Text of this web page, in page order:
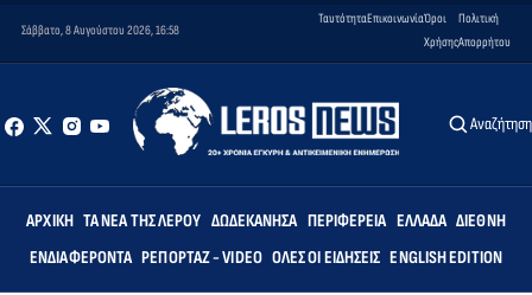
Σάββατο, 8 Αυγούστου 2026, 16:58
ΤαυτότηταΕπικοινωνίαΌροι
Χρήσης
Πολιτική
Απορρήτου
Αναζήτηση
ΑΡΧΙΚΉ ΤΑ ΝΈΑ ΤΗΣ ΛΈΡΟΥ ΔΩΔΕΚΆΝΗΣΑ ΠΕΡΙΦΈΡΕΙΑ ΕΛΛΆΔΑ ΔΙΕΘΝΉ
ΕΝΔΙΑΦΈΡΟΝΤΑ ΡΕΠΟΡΤΆΖ - VIDEO ΌΛΕΣ ΟΙ ΕΙΔΉΣΕΙΣ ENGLISH EDITION